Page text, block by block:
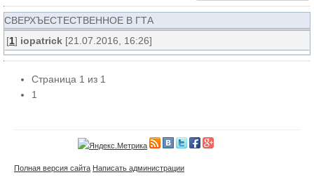
СВЕРХЪЕСТЕСТВЕННОЕ В ГТА
[1] iopatrick [21.07.2016, 16:26]
Страница 1 из 1
1
Полная версия сайта Написать администрации